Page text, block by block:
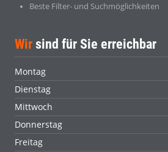
Beste Filter- und Suchmöglichkeiten
Wir sind für Sie erreichbar
Montag
Dienstag
Mittwoch
Donnerstag
Freitag